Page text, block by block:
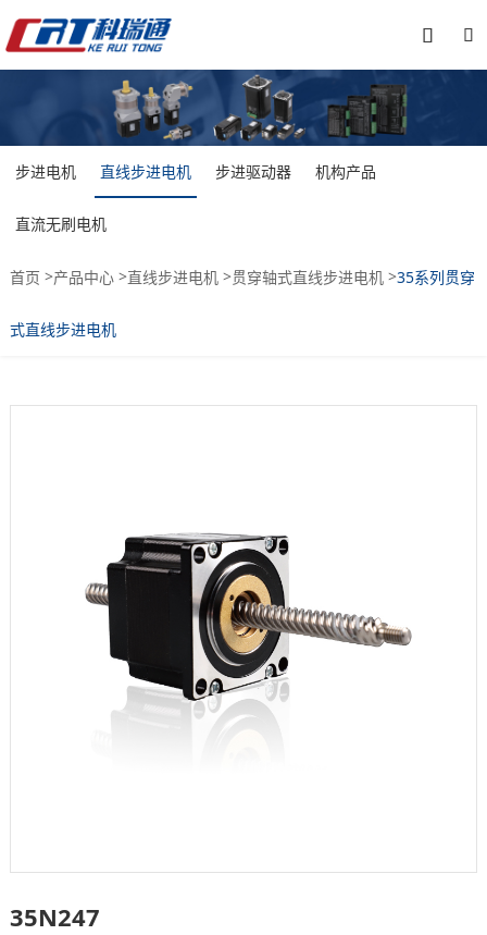


步进电机 直线步进电机 步进驱动器 机构产品
直流无刷电机
首页 >产品中心>直线步进电机>贯穿轴式直线步进电机>35系列贯穿
式直线步进电机
35N247